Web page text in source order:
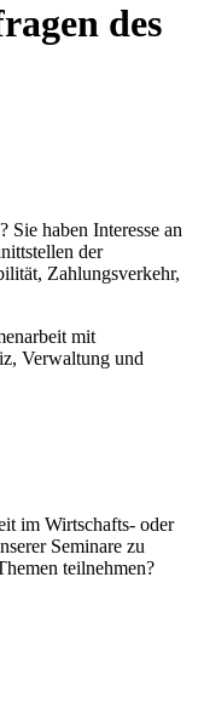
des
Sie haben Interesse an
der
Zahlungsverkehr,
mit
Verwaltung und
im Wirtschafts- oder
Seminare zu
teilnehmen?